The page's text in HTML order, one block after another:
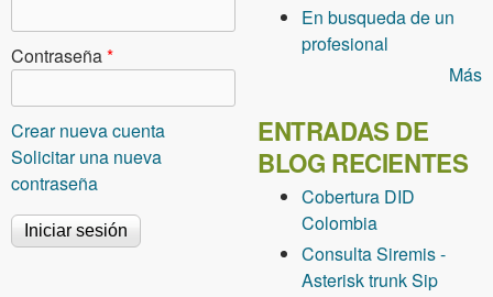
Contraseña*
Crear nueva cuenta
Solicitar una nueva
contraseña
En busqueda de un
profesional
Más
ENTRADAS DE
BLOG RECIENTES
Cobertura DID
Colombia
Consulta Siremis -
Asterisk trunk Sip